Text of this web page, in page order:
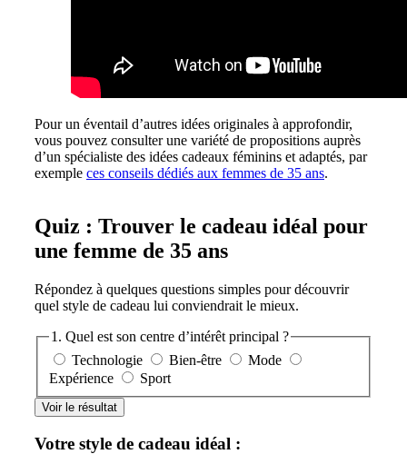
Pour un éventail d’autres idées originales à approfondir,
vous pouvez consulter une variété de propositions auprès
d’un spécialiste des idées cadeaux féminins et adaptés, par
exemple ces conseils dédiés aux femmes de 35 ans.
Quiz : Trouver le cadeau idéal pour
une femme de 35 ans
Répondez à quelques questions simples pour découvrir
quel style de cadeau lui conviendrait le mieux.
1. Quel est son centre d’intérêt principal ?
Technologie
Bien-être
Mode
Expérience
Sport
Voir le résultat
Votre style de cadeau idéal :